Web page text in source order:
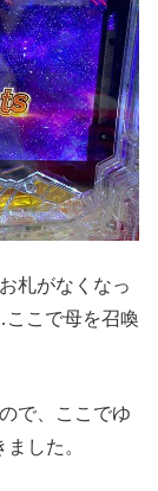
札がなくなっ
こで母を召喚
で、ここでゆ
した。